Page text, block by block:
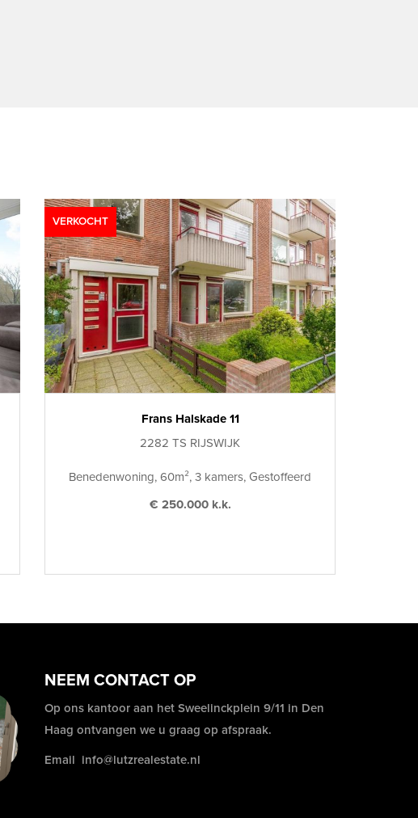
VERKOCHT
Frans Halskade 11
2282 TS RIJSWIJK
Benedenwoning, 60m², 3 kamers, Gestoffeerd
€ 250.000 k.k.
NEEM CONTACT OP
Op ons kantoor aan het Sweelinckplein 9/11 in Den
Haag ontvangen we u graag op afspraak.
Email info@lutzrealestate.nl